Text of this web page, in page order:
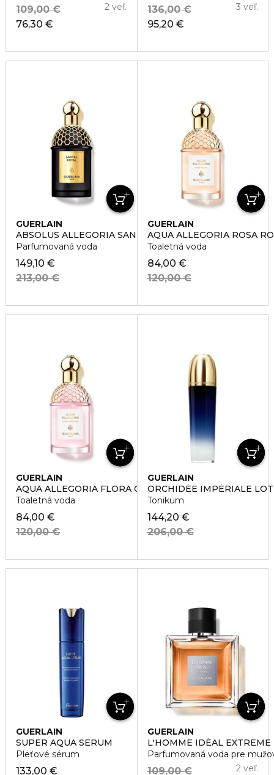
76,30 €
109,00 € 2 veľ.
95,20 €
136,00 € 3 veľ.
GUERLAIN
ABSOLUS ALLEGORIA SANTAL ROYAL
Parfumovaná voda
149,10 €
213,00 €
GUERLAIN
AQUA ALLEGORIA ROSA
Toaletná voda
84,00 €
120,00 €
GUERLAIN
AQUA ALLEGORIA FLORA CHERRYSIA
Toaletná voda
84,00 €
120,00 €
GUERLAIN
ORCHIDÉE IMPÉRIALE
Tonikum
144,20 €
206,00 €
GUERLAIN
SUPER AQUA SERUM
Pleťové sérum
133,00 €
GUERLAIN
L'HOMME IDÉAL EXTREME
Parfumovaná voda pre
109,00 € 2 veľ.